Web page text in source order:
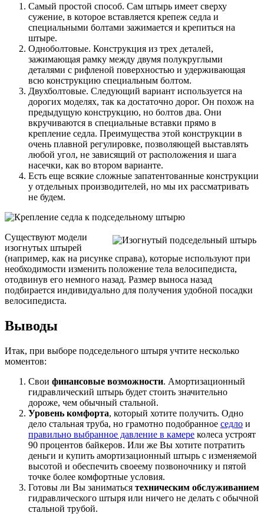
Самый простой способ. Сам штырь имеет сверху
сужение, в которое вставляется крепеж седла и
специальными болтами зажимается и крепиться на
штыре.
Одноболтовые. Конструкция из трех деталей,
зажимающая рамку между двумя полукруглыми
деталями с рифленой поверхностью и удерживающая
всю конструкцию специальным болтом.
Двухболтовые. Следующий вариант используется на
дорогих моделях, так ка достаточно дорог. Он похож на
предыдущую конструкцию, но болтов два. Они
вкручиваются в специальные вставки прямо в
крепление седла. Преимущества этой конструкции в
очень плавной регулировке, позволяющей выставлять
любой угол, не зависящий от расположения и шага
насечки, как во втором варианте.
Есть еще всякие сложные запатентованные конструкции
у отдельных производителей, но мы их рассматривать
не будем.
Существуют модели
изогнутых штырей
(например, как на рисунке справа), которые используют при
необходимости изменить положение тела велосипедиста,
отодвинув его немного назад. Размер выноса назад
подбирается индивидуально для получения удобной посадки
велосипедиста.
Выводы
Итак, при выборе подседельного штыря учтите несколько
моментов:
Свои финансовые возможности. Амортизационный
гидравлический штырь будет стоить значительно
дороже, чем обычный стальной.
Уровень комфорта, который хотите получить. Одно
дело стальная труба, но грамотно подобранное седло и
правильно выбранное давление в камере колеса устроят
90 процентов байкеров. Или же Вы хотите потратить
деньги и купить амортизационный штырь с изменяемой
высотой и обеспечить своеему позвоночнику и пятой
точке более комфортные условия.
Готовы ли Вы заниматься техническим обслуживанием
гидравлического штыря или ничего не делать с обычной
стальной трубой.